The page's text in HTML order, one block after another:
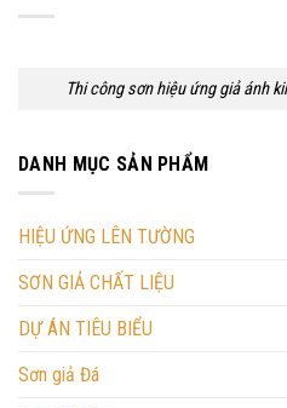
Thi công sơn hiệu ứng giả ánh
DANH MỤC SẢN PHẨM
HIỆU ỨNG LÊN TƯỜNG
SƠN GIẢ CHẤT LIỆU
DỰ ÁN TIÊU BIỂU
Sơn giả Đá